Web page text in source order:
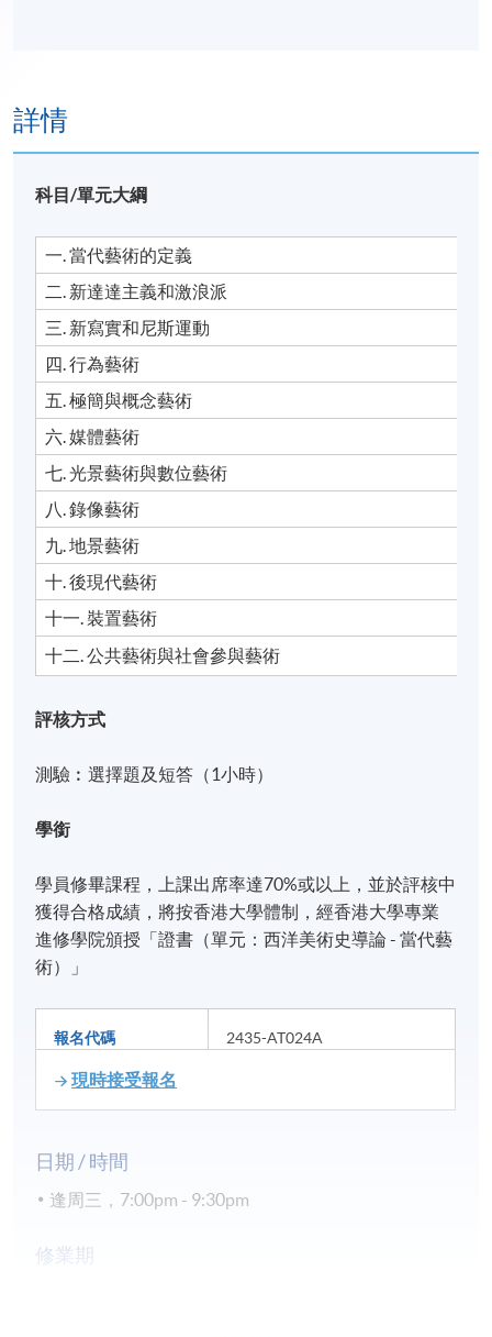
詳情
科目/單元大綱
一. 當代藝術的定義
二. 新達達主義和激浪派
三. 新寫實和尼斯運動
四. 行為藝術
五. 極簡與概念藝術
六. 媒體藝術
七. 光景藝術與數位藝術
八. 錄像藝術
九. 地景藝術
十. 後現代藝術
十一. 裝置藝術
十二. 公共藝術與社會參與藝術
評核方式
測驗︰選擇題及短答（1小時）
學銜
學員修畢課程，上課出席率達70%或以上，並於評核中
獲得合格成績，將按香港大學體制，經香港大學專業
進修學院頒授「證書（單元：西洋美術史導論 - 當代藝
術）」
報名代碼 2435-AT024A
現時接受報名
日期 / 時間
逢周三，7:00pm - 9:30pm
修業期